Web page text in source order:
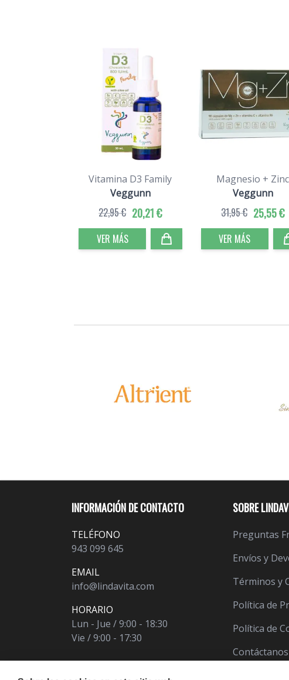
Vitamina D3 Family
Veggunn
20,21 €
22,95 €
VER MÁS
Magnesio + Zinc
Veggunn
25,55 €
31,95 €
VER MÁS
INFORMACIÓN DE CONTACTO
TELÉFONO
943 099 645
EMAIL
info@lindavita.com
HORARIO
Lun - Jue / 9:00 - 18:30
Vie / 9:00 - 17:30
SOBRE
Preguntas
Envíos y
Términos y
Política de
Política de
Contáctanos